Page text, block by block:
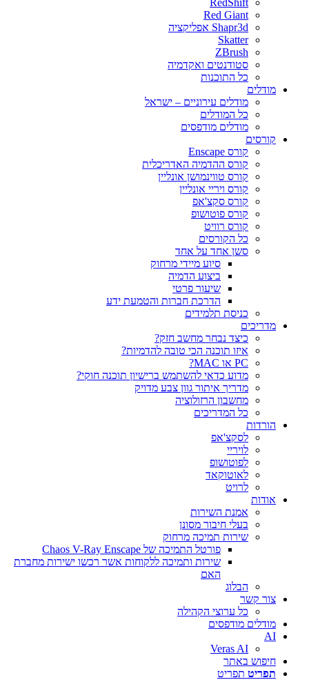
RedShift
Red Giant
Shapr3d אפליקציה
Skatter
ZBrush
סטודנטים ואקדמיה
כל התוכנות
מודלים
מודלים עירוניים – ישראל
כל המודלים
מודלים מודפסים
קורסים
קורס Enscape
קורס ההדמיה האדריכלית
קורס טווינמושן אונליין
קורס ויריי אונליין
קורס סקצ'אפ
קורס פוטושופ
קורס רוויט
כל הקורסים
סשן אחד על אחד
סיוע מיידי מרחוק
ביצוע הדמיה
שיעור פרטי
הדרכת חברות והטמעת ידע
כניסת תלמידים
מדריכים
כיצד נבחר מחשב חזק?
איזו תוכנה הכי טובה להדמיות?‎‎
PC או MAC?
מדוע כדאי להשתמש ברישיון תוכנה חוקי?
מדריך איתור גוון צבע מדויק
מחשבון הרזולוציה
כל המדריכים
הורדות
לסקצ'אפ
לויריי
לפוטושופ
לאוטוקאד
לרויט
אודות
אמנת השירות
בעלי חיבור מסונן
שירות תמיכה מרחוק
פורטל התמיכה של Chaos V-Ray Enscape
שירות ותמיכה ללקוחות אשר רכשו ישירות מחברת
האם
הבלוג
צור קשר
כל ערוצי הקהילה
מודלים מודפסים
AI
Veras AI
חיפוש באתר
תפריט תפריט